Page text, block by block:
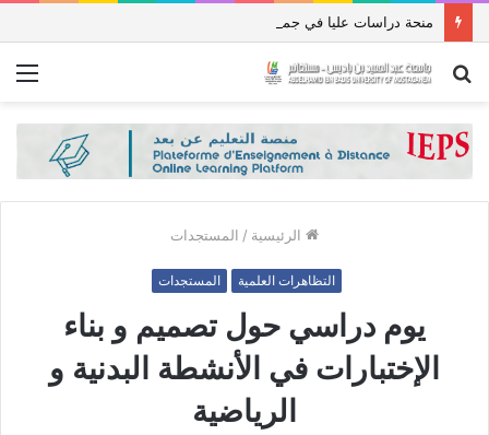
بحث
الرئيسية / المستجدات
التظاهرات العلمية المستجدات
يوم دراسي حول تصميم و بناء
الإختبارات في الأنشطة البدنية و
الرياضية